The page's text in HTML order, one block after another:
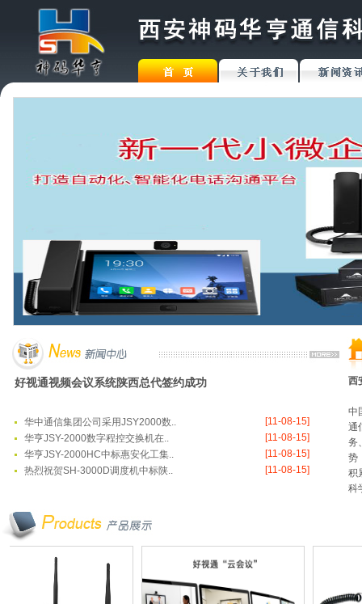
好视通视频会议系统陕西总代签约成功
华中通信集团公司采用JSY2000数..
[11-08-15]
华亨JSY-2000数字程控交换机在..
[11-08-15]
华亨JSY-2000HC中标惠安化工集..
[11-08-15]
热烈祝贺SH-3000D调度机中标陕..
[11-08-15]
西
中
通
务
势
积
科